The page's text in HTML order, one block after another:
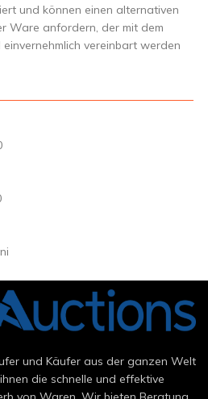
und können einen alternativen
Ware anfordern, der mit dem
vereinbart werden
und Käufer aus der ganzen Welt
die schnelle und effektive